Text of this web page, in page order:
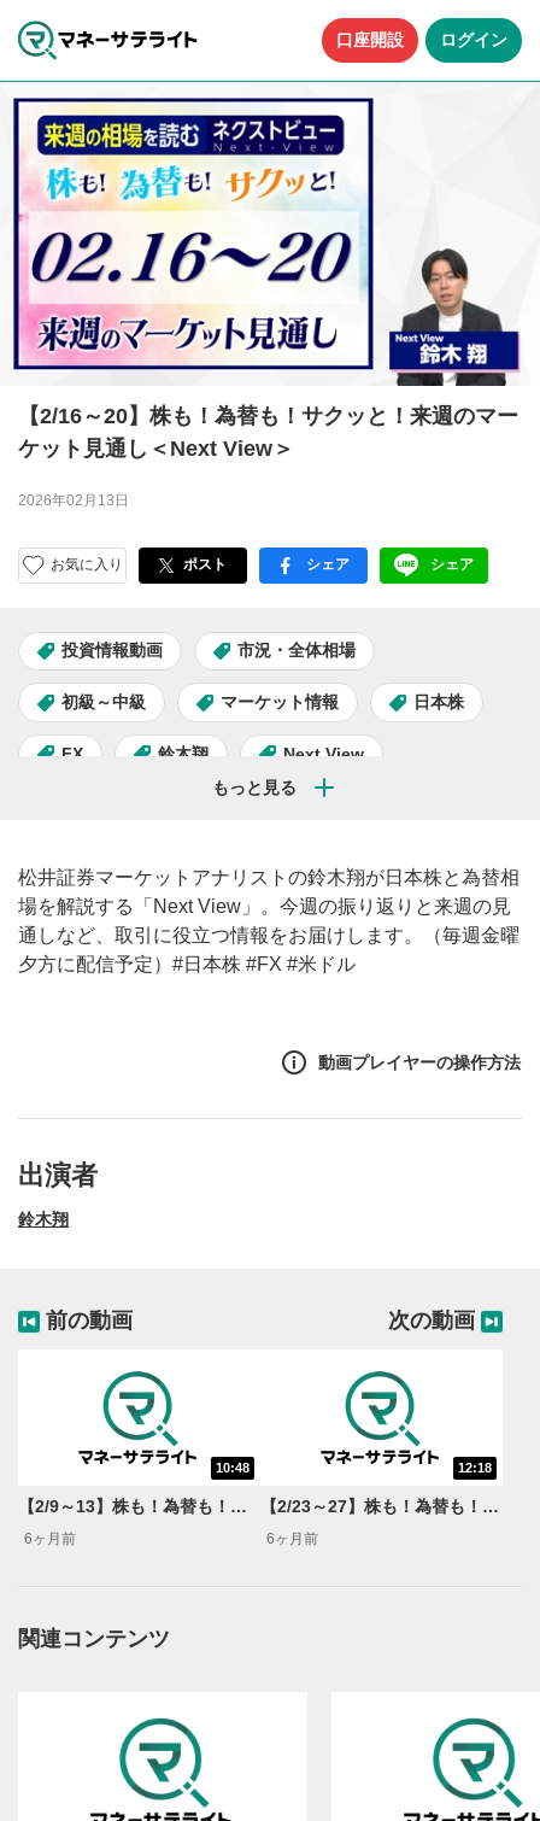
口座開設 ログイン
【2/16～20】株も！為替も！サクッと！来週のマー
ケット見通し＜Next View＞
2026年02月13日
お気に入り ポスト facebook
シェア LINE
シェア
投資情報動画 市況・全体相場
初級～中級 マーケット情報 日本株
FX 鈴木翔 Next View
松井証券マーケットアナリストの鈴木翔が日本株と為替相
場を解説する「Next View」。今週の振り返りと来週の見
通しなど、取引に役立つ情報をお届けします。（毎週金曜
夕方に配信予定）#日本株 #FX #米ドル
動画プレイヤーの操作方法
一時停止します。
動画再生エリアにマウスを乗せると表示されます。
動画を再生または一時停止します。
10秒戻し/10秒送り
10秒、動画を巻き戻し/早送りします。
出演者
鈴木翔
前の動画
10:48
【2/9～13】株も！為替も！サクッと！来週のマーケット見通し＜Next View＞
6ヶ月前
次の動画
12:18
【2/23～27】株も！為替も！サクッと！来週のマーケット見通し＜Next View＞
6ヶ月前
関連コンテンツ